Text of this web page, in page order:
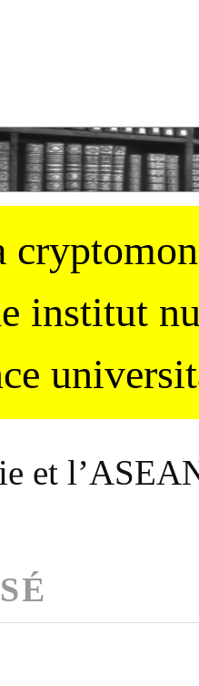
institut
et